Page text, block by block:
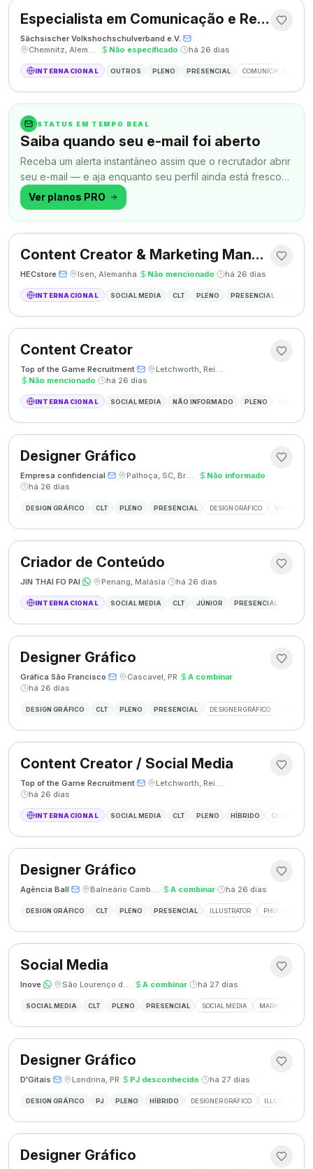
Especialista em Comunicação e Relações Públicas
Sächsischer Volkshochschulverband e.V.·
·
Chemnitz, Alemanha · Não especificado· há 26 dias
INTERNACIONAL OUTROS PLENO PRESENCIAL COMUNICAÇÃO
STATUS EM TEMPO REAL
Saiba quando seu e-mail foi aberto
Receba um alerta instantâneo assim que o recrutador abrir
seu e-mail — e aja enquanto seu perfil ainda está fresco
na memória.
Ver planos PRO
Content Creator & Marketing Manager
HECstore· · Isen, Alemanha· Não mencionado· há 26 dias
INTERNACIONAL SOCIAL MEDIA CLT PLENO PRESENCIAL
Content Creator
Top of the Game Recruitment· · Letchworth, Reino Unido ·
Não mencionado· há 26 dias
INTERNACIONAL SOCIAL MEDIA NÃO INFORMADO PLENO
Designer Gráfico
Empresa confidencial· · Palhoça, SC, Brasil · Não informado·
há 26 dias
DESIGN GRÁFICO CLT PLENO PRESENCIAL DESIGN GRÁFICO VAGA
Criador de Conteúdo
JIN THAI FO PAI· · Penang, Malásia· há 26 dias
INTERNACIONAL SOCIAL MEDIA CLT JÚNIOR PRESENCIAL
Designer Gráfico
Gráfica São Francisco· · Cascavel, PR· A combinar·
há 26 dias
DESIGN GRÁFICO CLT PLENO PRESENCIAL DESIGNER GRÁFICO
Content Creator / Social Media
Top of the Game Recruitment· · Letchworth, Reino Unido ·
há 26 dias
INTERNACIONAL SOCIAL MEDIA CLT PLENO HÍBRIDO CONTENT
Designer Gráfico
Agência Ball· · Balneário Camboriú, SC · A combinar· há 26 dias
DESIGN GRÁFICO CLT PLENO PRESENCIAL ILLUSTRATOR PHOTOSHOP
Social Media
Inove· · São Lourenço do Oeste, SC · A combinar· há 27 dias
SOCIAL MEDIA CLT PLENO PRESENCIAL SOCIAL MEDIA MARKETING
Designer Gráfico
D'Gitais· · Londrina, PR· PJ desconhecido· há 27 dias
DESIGN GRÁFICO PJ PLENO HÍBRIDO DESIGNER GRÁFICO ILLUSTRATOR
Designer Gráfico